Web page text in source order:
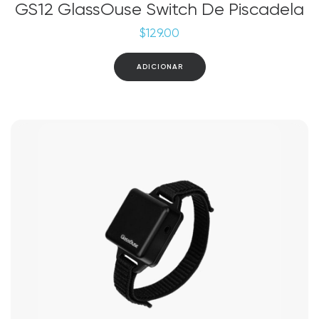
GS12 GlassOuse Switch De Piscadela
$129.00
ADICIONAR